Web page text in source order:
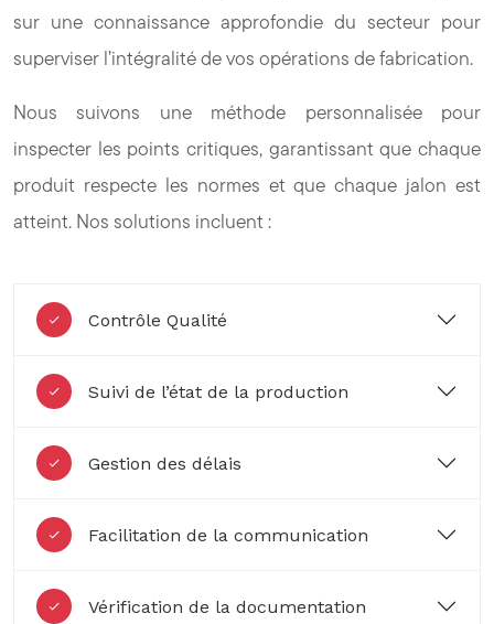
sur une connaissance approfondie du secteur pour
superviser l’intégralité de vos opérations de fabrication.
Nous suivons une méthode personnalisée pour
inspecter les points critiques, garantissant que chaque
produit respecte les normes et que chaque jalon est
atteint. Nos solutions incluent :
Contrôle Qualité
Suivi de l’état de la production
Gestion des délais
Facilitation de la communication
Vérification de la documentation